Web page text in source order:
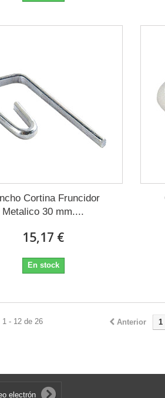
Cortina Fruncidor
Metalico 30 mm....
15,17 €
En stock
Anterior 1
1 - 12 de 26